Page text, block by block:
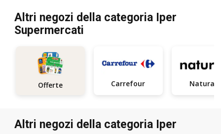
Altri negozi della categoria Iper
Supermercati
Offerte Carrefour Natura
Altri negozi della categoria Iper